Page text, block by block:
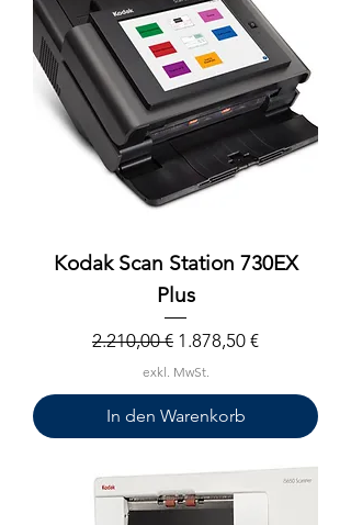
Kodak Scan Station 730EX
Plus
Standardpreis
2.210,00 € Sale-Preis
1.878,50 €
exkl. MwSt.
In den Warenkorb